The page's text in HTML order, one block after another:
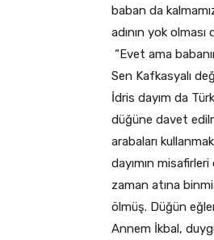
baban da
adının yok olması
“Evet ama
Sen Kafkasyalı
İdris dayım da
düğüne davet
arabaları
dayımın
zaman atına
ölmüş. Düğün
Annem İkbal,